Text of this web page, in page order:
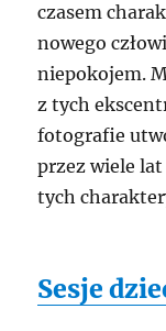
czasem
nowego
niepokojem.
z tych
fotografie
przez wiele
tych
Sesje